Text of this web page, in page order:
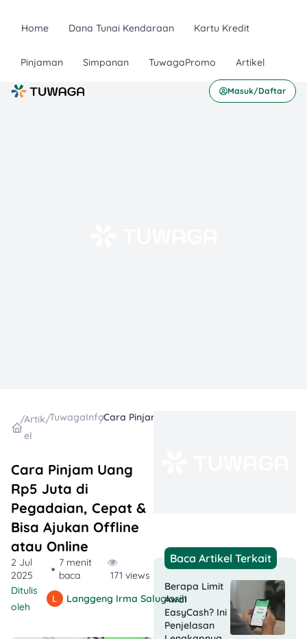
Home Dana Tunai Kendaraan Kartu Kredit
Pinjaman Simpanan TuwagaPromo Artikel
Masuk/Daftar
/Artik
el
/TuwagaInfo
/
Cara Pinjam Uang
Rp5 Juta di
Pegadaian, Cepat &
Bisa Ajukan Offline
atau Online
2 Jul
2025
7 menit
baca
171 views
Ditulis
oleh
Langgeng Irma Salugiasih
Baca Artikel Terkait
Berapa Limit
Awal
EasyCash? Ini
Penjelasan